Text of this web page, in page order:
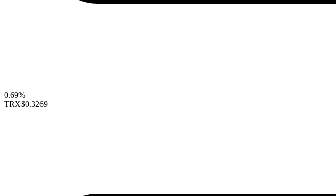
0.69%
TRX$0.3269